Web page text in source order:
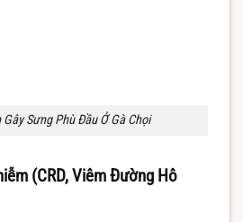
Sưng Phù Đầu Ở Gà Chọi
(CRD, Viêm Đường Hô